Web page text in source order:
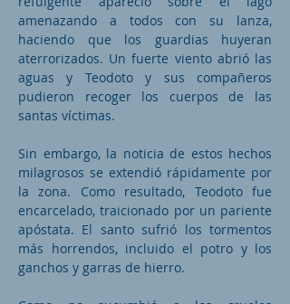
amenazando a todos con su lanza,
haciendo que los guardias huyeran
aterrorizados. Un fuerte viento abrió las
aguas y Teodoto y sus compañeros
pudieron recoger los cuerpos de las
santas víctimas.
Sin embargo, la noticia de estos hechos
milagrosos se extendió rápidamente por
la zona. Como resultado, Teodoto fue
encarcelado, traicionado por un pariente
apóstata. El santo sufrió los tormentos
más horrendos, incluido el potro y los
ganchos y garras de hierro.